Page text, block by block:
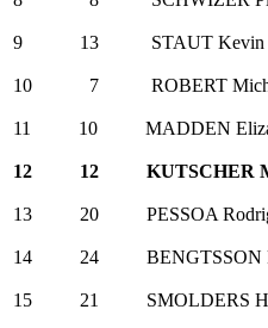
9 13 STAUT Kevin
10 7 ROBERT
11 10 MADDEN
12 12 KUTSCHER
13 20 PESSOA
14 24 BENGTSSON
15 21 SMOLDERS